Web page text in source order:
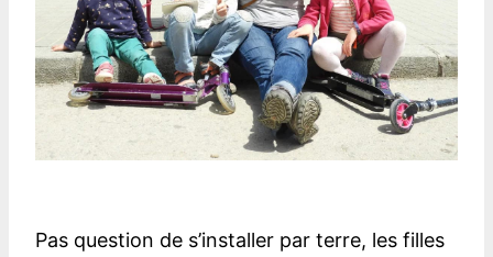
Pas question de s’installer par terre, les filles